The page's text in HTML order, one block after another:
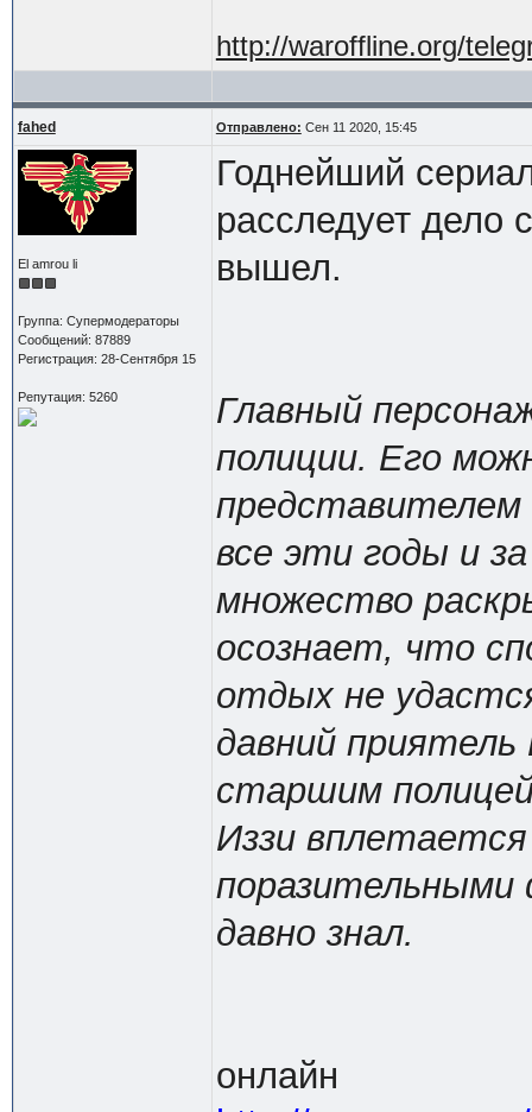
http://waroffline.org/
fahed Отправлено: Сен 11 2020, 15:45
El amrou li
Группа: Супермодераторы
Сообщений: 87889
Регистрация: 28-Сентября 15
Репутация: 5260
Годнейший
расследует дело
вышел.
Главный
полиции. Его
представителем
все эти годы и
множество
осознает, что
отдых не
давний
старшим
Иззи
поразительными
давно знал.
онлайн